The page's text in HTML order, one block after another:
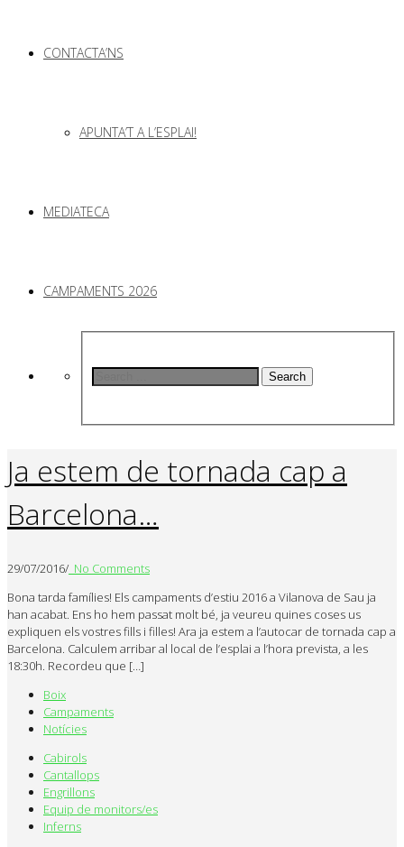
CONTACTA’NS
APUNTA’T A L’ESPLAI!
MEDIATECA
CAMPAMENTS 2026
Search
Ja estem de tornada cap a
Barcelona…
29/07/2016/ No Comments
Bona tarda famílies! Els campaments d’estiu 2016 a Vilanova de Sau ja
han acabat. Ens ho hem passat molt bé, ja veureu quines coses us
expliquen els vostres fills i filles! Ara ja estem a l’autocar de tornada cap a
Barcelona. Calculem arribar al local de l’esplai a l’hora prevista, a les
18:30h. Recordeu que […]
Boix
Campaments
Notícies
Cabirols
Cantallops
Engrillons
Equip de monitors/es
Inferns